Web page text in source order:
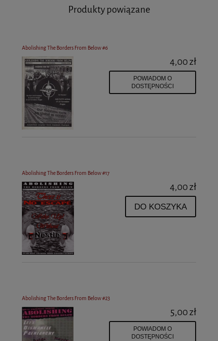
Produkty powiązane
Abolishing The Borders From Below #6
4,00 zł
POWIADOM O
DOSTĘPNOŚCI
Abolishing The Borders From Below #17
4,00 zł
DO KOSZYKA
Abolishing The Borders From Below #23
5,00 zł
POWIADOM O
DOSTĘPNOŚCI